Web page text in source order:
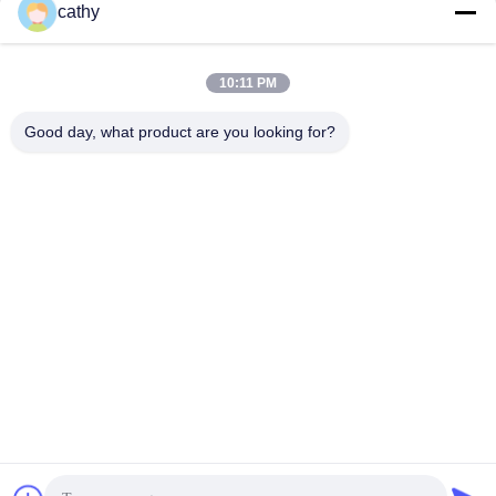
4ος-5ος όροφος, κτίριο 3,19 North Danzi Road, οδός
Pray-med Technology Co.,Ltd . Διατηρούνται όλα τα πνευματικά
cathy
10:11 PM
Good day, what product are you looking for?